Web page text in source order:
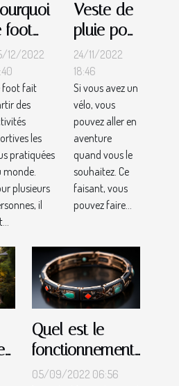
foot
le
?
12/2022
foot fait
des
les
pratiquées
monde.
plusieurs
il
Veste de
pluie pour
son vélo :
comment
bien
choisir ?
24/11/2022
18:46
Si vous avez un
vélo, vous
pouvez aller en
aventure
quand vous le
souhaitez. Ce
faisant, vous
pouvez faire...
Quel est le
fonctionnement
des bracelets
05/09/2022 06:56